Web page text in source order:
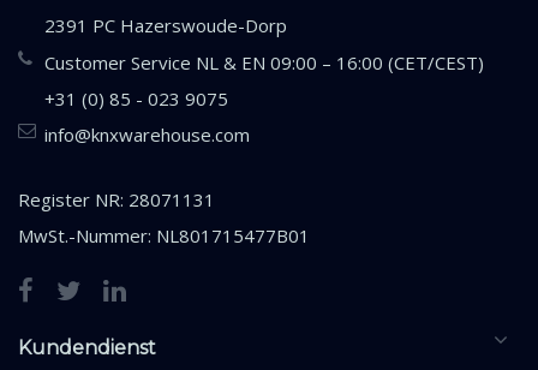
2391 PC Hazerswoude-Dorp
Customer Service NL & EN 09:00 – 16:00 (CET/CEST)
+31 (0) 85 - 023 9075
info@knxwarehouse.com
Register NR: 28071131
MwSt.-Nummer: NL801715477B01
Kundendienst